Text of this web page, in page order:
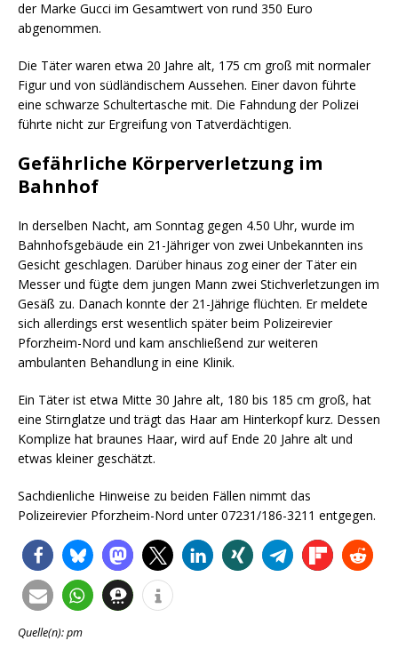
der Marke Gucci im Gesamtwert von rund 350 Euro
abgenommen.
Die Täter waren etwa 20 Jahre alt, 175 cm groß mit normaler
Figur und von südländischem Aussehen. Einer davon führte
eine schwarze Schultertasche mit. Die Fahndung der Polizei
führte nicht zur Ergreifung von Tatverdächtigen.
Gefährliche Körperverletzung im
Bahnhof
In derselben Nacht, am Sonntag gegen 4.50 Uhr, wurde im
Bahnhofsgebäude ein 21-Jähriger von zwei Unbekannten ins
Gesicht geschlagen. Darüber hinaus zog einer der Täter ein
Messer und fügte dem jungen Mann zwei Stichverletzungen im
Gesäß zu. Danach konnte der 21-Jährige flüchten. Er meldete
sich allerdings erst wesentlich später beim Polizeirevier
Pforzheim-Nord und kam anschließend zur weiteren
ambulanten Behandlung in eine Klinik.
Ein Täter ist etwa Mitte 30 Jahre alt, 180 bis 185 cm groß, hat
eine Stirnglatze und trägt das Haar am Hinterkopf kurz. Dessen
Komplize hat braunes Haar, wird auf Ende 20 Jahre alt und
etwas kleiner geschätzt.
Sachdienliche Hinweise zu beiden Fällen nimmt das
Polizeirevier Pforzheim-Nord unter 07231/186-3211 entgegen.
Quelle(n): pm